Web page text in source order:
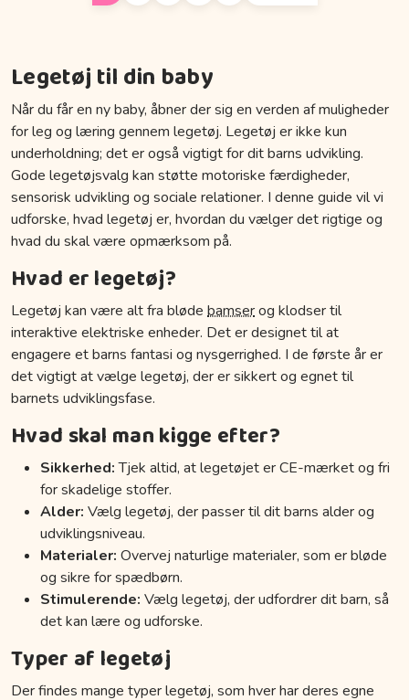
Legetøj til din baby
Når du får en ny baby, åbner der sig en verden af muligheder
for leg og læring gennem legetøj. Legetøj er ikke kun
underholdning; det er også vigtigt for dit barns udvikling.
Gode legetøjsvalg kan støtte motoriske færdigheder,
sensorisk udvikling og sociale relationer. I denne guide vil vi
udforske, hvad legetøj er, hvordan du vælger det rigtige og
hvad du skal være opmærksom på.
Hvad er legetøj?
Legetøj kan være alt fra bløde bamserog klodser til
interaktive elektriske enheder. Det er designet til at
engagere et barns fantasi og nysgerrighed. I de første år er
det vigtigt at vælge legetøj, der er sikkert og egnet til
barnets udviklingsfase.
Hvad skal man kigge efter?
Sikkerhed:Tjek altid, at legetøjet er CE-mærket og fri
for skadelige stoffer.
Alder: Vælg legetøj, der passer til dit barns alder og
udviklingsniveau.
Materialer: Overvej naturlige materialer, som er bløde
og sikre for spædbørn.
Stimulerende: Vælg legetøj, der udfordrer dit barn, så
det kan lære og udforske.
Typer af legetøj
Der findes mange typer legetøj, som hver har deres egne